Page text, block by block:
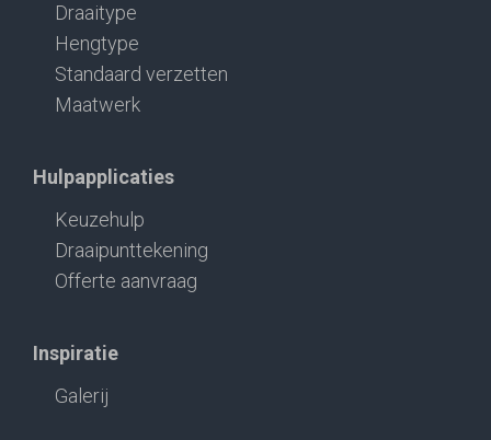
Draaitype
Hengtype
Standaard verzetten
Maatwerk
Hulpapplicaties
Keuzehulp
Draaipunttekening
Offerte aanvraag
Inspiratie
Galerij